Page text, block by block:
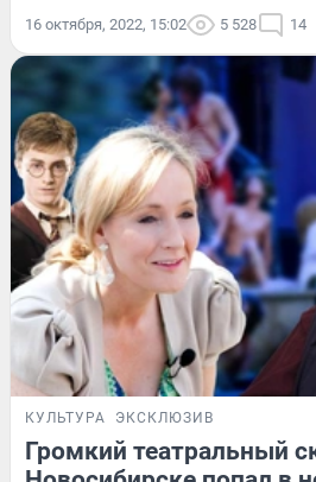
16 октября, 2022, 15:02 5 528 14
КУЛЬТУРА ЭКСКЛЮЗИВ
Громкий театральный